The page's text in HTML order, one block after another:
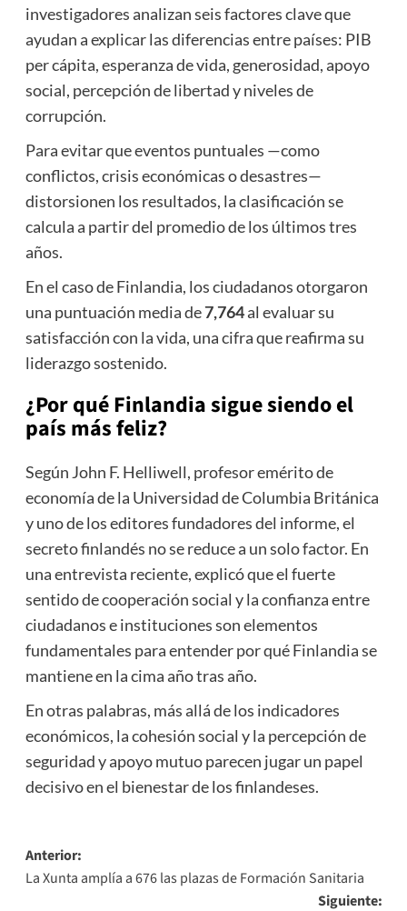
investigadores analizan seis factores clave que
ayudan a explicar las diferencias entre países: PIB
per cápita, esperanza de vida, generosidad, apoyo
social, percepción de libertad y niveles de
corrupción.
Para evitar que eventos puntuales —como
conflictos, crisis económicas o desastres—
distorsionen los resultados, la clasificación se
calcula a partir del promedio de los últimos tres
años.
En el caso de Finlandia, los ciudadanos otorgaron
una puntuación media de7,764al evaluar su
satisfacción con la vida, una cifra que reafirma su
liderazgo sostenido.
¿Por qué Finlandia sigue siendo el
país más feliz?
Según John F. Helliwell, profesor emérito de
economía de la Universidad de Columbia Británica
y uno de los editores fundadores del informe, el
secreto finlandés no se reduce a un solo factor. En
una entrevista reciente, explicó que el fuerte
sentido de cooperación social y la confianza entre
ciudadanos e instituciones son elementos
fundamentales para entender por qué Finlandia se
mantiene en la cima año tras año.
En otras palabras, más allá de los indicadores
económicos, la cohesión social y la percepción de
seguridad y apoyo mutuo parecen jugar un papel
decisivo en el bienestar de los finlandeses.
Navegación
de
Anterior:
La Xunta amplía a 676 las plazas de Formación Sanitaria
Siguiente: